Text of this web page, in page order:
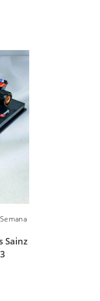
Sainz